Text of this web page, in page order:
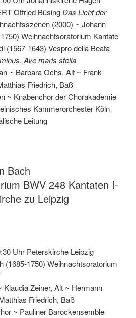
Otfried Büsing Das Licht der
(2000) ~ Johann
Weihnachtsoratorium Kantate
(1567-1643) Vespro della Beata
, Ave maris stella
~ Barbara Ochs, Alt ~ Frank
Friedrich, Baß
~ Knabenchor der Chorakademie
Kammerorchester Köln
Leitung
Bach
BWV 248 Kantaten I-
zu Leipzig
Uhr Peterskirche Leipzig
(1685-1750) Weihnachtsoratorium
Klaudia Zeiner, Alt ~ Hermann
Friedrich, Baß
~ Pauliner Barockensemble